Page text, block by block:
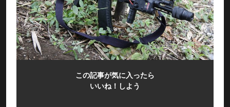
この記事が気に入ったら
いいね！しよう